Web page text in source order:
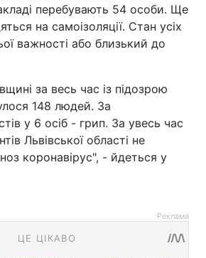
перебувають 54 особи. Ще
на самоізоляції. Стан усіх
важності або близький до
за весь час із підозрою
148 людей. За
у 6 осіб - грип. За увесь час
Львівської області не
коронавірус", - йдеться у
Реклама